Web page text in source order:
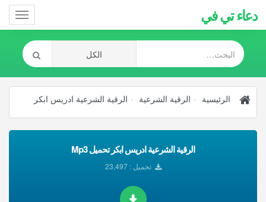
دعاء تي في
الرئيسية الرقية الشرعية الرقية الشرعية ادريس ابكر
الرقية الشرعية ادريس ابكر تحميل Mp3
تحميل : 23,497